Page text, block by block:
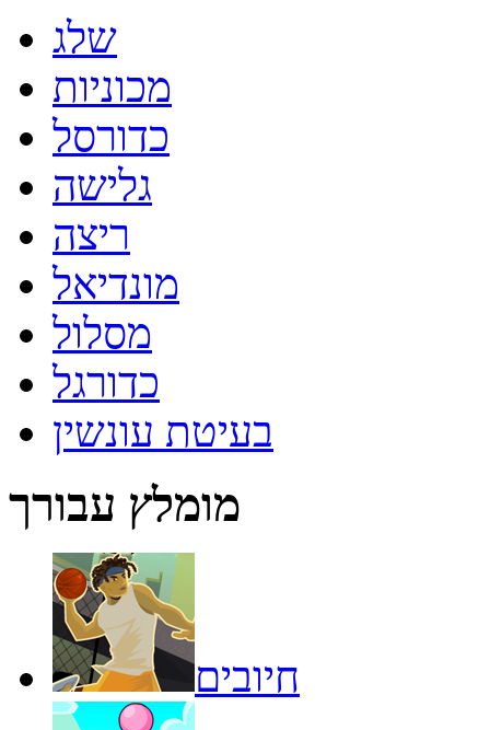
שלג
מכוניות
כדורסל
גלישה
ריצה
מונדיאל
מסלול
כדורגל
בעיטת עונשין
מומלץ עבורך
חיובים